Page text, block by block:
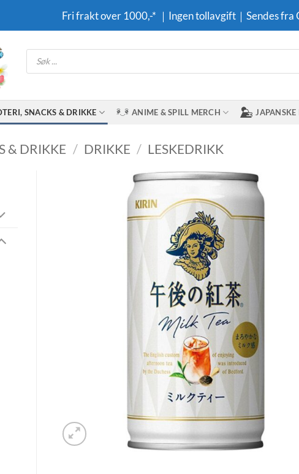
Fri frakt over 1000,-* ｜Ingen tollavgift｜Sendes fra
Products
search
SNACKS & DRIKKE ANIME & SPILL MERCH JAPANSKE
& DRIKKE / DRIKKE / LESKEDRIKK